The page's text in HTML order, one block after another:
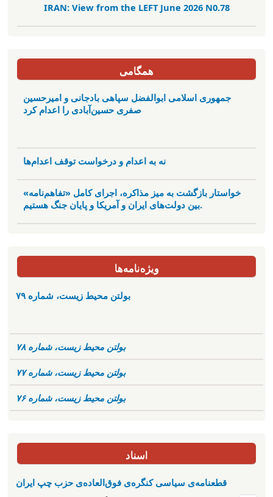
IRAN: View from the LEFT June 2026 N0.78
همگامی
جمهوری اسلامی ابوالفضل سپاهی بادجانی و امیرحسین
صفری حسین‌آبادی را اعدام کرد
نه به اعدام و درخواست توقف اعدام‌ها
خواستار بازگشت به میز مذاکره، اجرای کامل «تفاهم‌نامه»
بین دولت‌های ایران و آمریکا و پایان جنگ هستیم.
ویژه‌نامه‌ها
بولتن محیط زیست، شماره ۷۹
بولتن محیط زیست، شماره ۷۸
بولتن محیط زیست، شماره ۷۷
بولتن محیط زیست، شماره ۷۶
اسناد
قطعنامه‌ی سیاسی کنگره‌ی فوق‌العاده‌ی حزب چپ ایران